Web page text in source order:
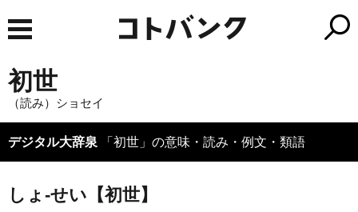
初世
（読み）ショセイ
デジタル大辞泉 「初世」の意味・読み・例文・類語
しょ‐せい【初世】